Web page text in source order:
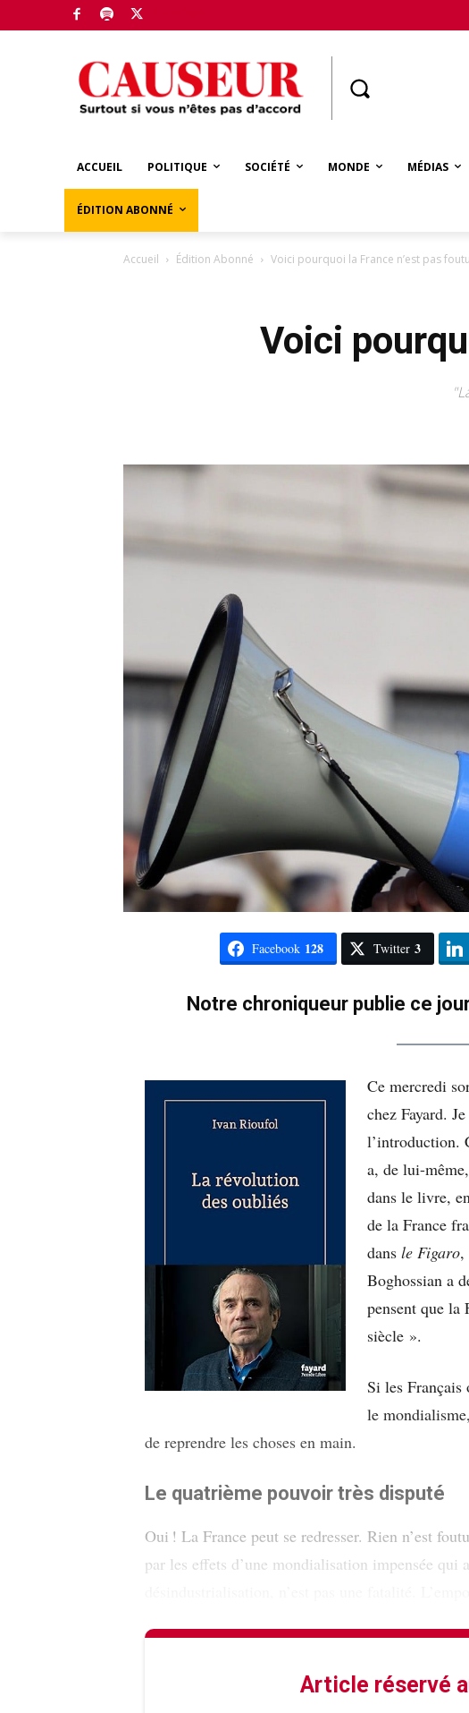
ACCUEIL POLITIQUE SOCIÉTÉ MONDE MÉDIAS
ÉDITION ABONNÉ
Accueil Édition Abonné Voici pourquoi la France n’est pas
Voici
Facebook 128 Twitter 3
Notre chroniqueur publie ce
Ce mercredi
chez Fayard.
l’introduction.
a, de lui-
dans le livre,
de la France
dans le Figaro,
Boghossian a
pensent que la
siècle ».
Si les Français
le
de reprendre les choses en main.
Le quatrième pouvoir très disputé
Oui ! La France peut se redresser. Rien n’est
par les effets d’une mondialisation impensée qui
Article réservé